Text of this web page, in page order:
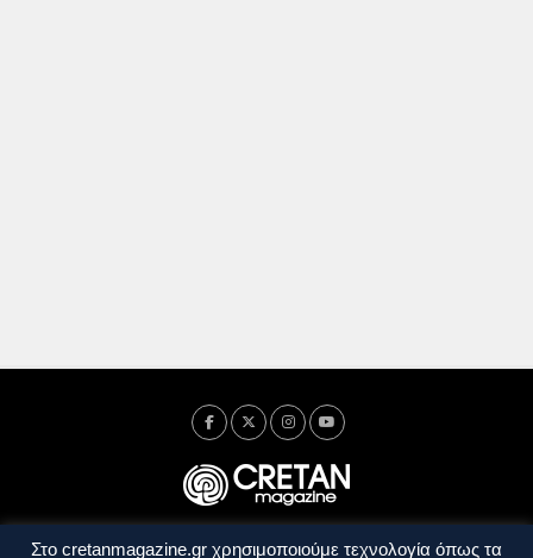
Ταυτότητα Πολιτική Απορρήτου Όροι Χρήσης
Στο cretanmagazine.gr χρησιμοποιούμε τεχνολογία όπως τα